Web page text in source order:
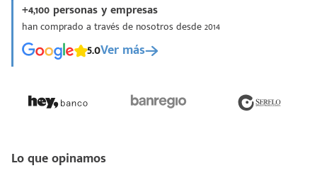
Lo que opinamos
+4,100 personas y empresas
han comprado a través de nosotros desde 2014
5.0Ver más
¡Espera!
enviar tu cotización
conozcas nuestro
asesor te guiará